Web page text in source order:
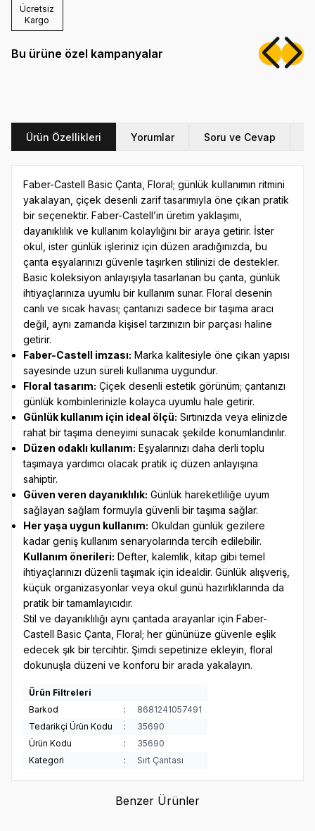
Ücretsiz
Kargo
Bu ürüne özel kampanyalar
Ürün Özellikleri Yorumlar Soru ve Cevap
Faber-Castell Basic Çanta, Floral; günlük kullanımın ritmini
yakalayan, çiçek desenli zarif tasarımıyla öne çıkan pratik
bir seçenektir. Faber-Castell’in üretim yaklaşımı,
dayanıklılık ve kullanım kolaylığını bir araya getirir. İster
okul, ister günlük işleriniz için düzen aradığınızda, bu
çanta eşyalarınızı güvenle taşırken stilinizi de destekler.
Basic koleksiyon anlayışıyla tasarlanan bu çanta, günlük
ihtiyaçlarınıza uyumlu bir kullanım sunar. Floral desenin
canlı ve sıcak havası; çantanızı sadece bir taşıma aracı
değil, aynı zamanda kişisel tarzınızın bir parçası haline
getirir.
Faber-Castell imzası: Marka kalitesiyle öne çıkan yapısı
sayesinde uzun süreli kullanıma uygundur.
Floral tasarım: Çiçek desenli estetik görünüm; çantanızı
günlük kombinlerinizle kolayca uyumlu hale getirir.
Günlük kullanım için ideal ölçü: Sırtınızda veya elinizde
rahat bir taşıma deneyimi sunacak şekilde konumlandırılır.
Düzen odaklı kullanım: Eşyalarınızı daha derli toplu
taşımaya yardımcı olacak pratik iç düzen anlayışına
sahiptir.
Güven veren dayanıklılık: Günlük hareketliliğe uyum
sağlayan sağlam formuyla güvenli bir taşıma sağlar.
Her yaşa uygun kullanım: Okuldan günlük gezilere
kadar geniş kullanım senaryolarında tercih edilebilir.
Kullanım önerileri: Defter, kalemlik, kitap gibi temel
ihtiyaçlarınızı düzenli taşımak için idealdir. Günlük alışveriş,
küçük organizasyonlar veya okul günü hazırlıklarında da
pratik bir tamamlayıcıdır.
Stil ve dayanıklılığı aynı çantada arayanlar için Faber-
Castell Basic Çanta, Floral; her gününüze güvenle eşlik
edecek şık bir tercihtir. Şimdi sepetinize ekleyin, floral
dokunuşla düzeni ve konforu bir arada yakalayın.
Ürün Filtreleri
Barkod
:
8681241057491
Tedarikçi Ürün Kodu
:
35690
Ürün Kodu
:
35690
Kategori
: Sırt Çantası
Benzer Ürünler